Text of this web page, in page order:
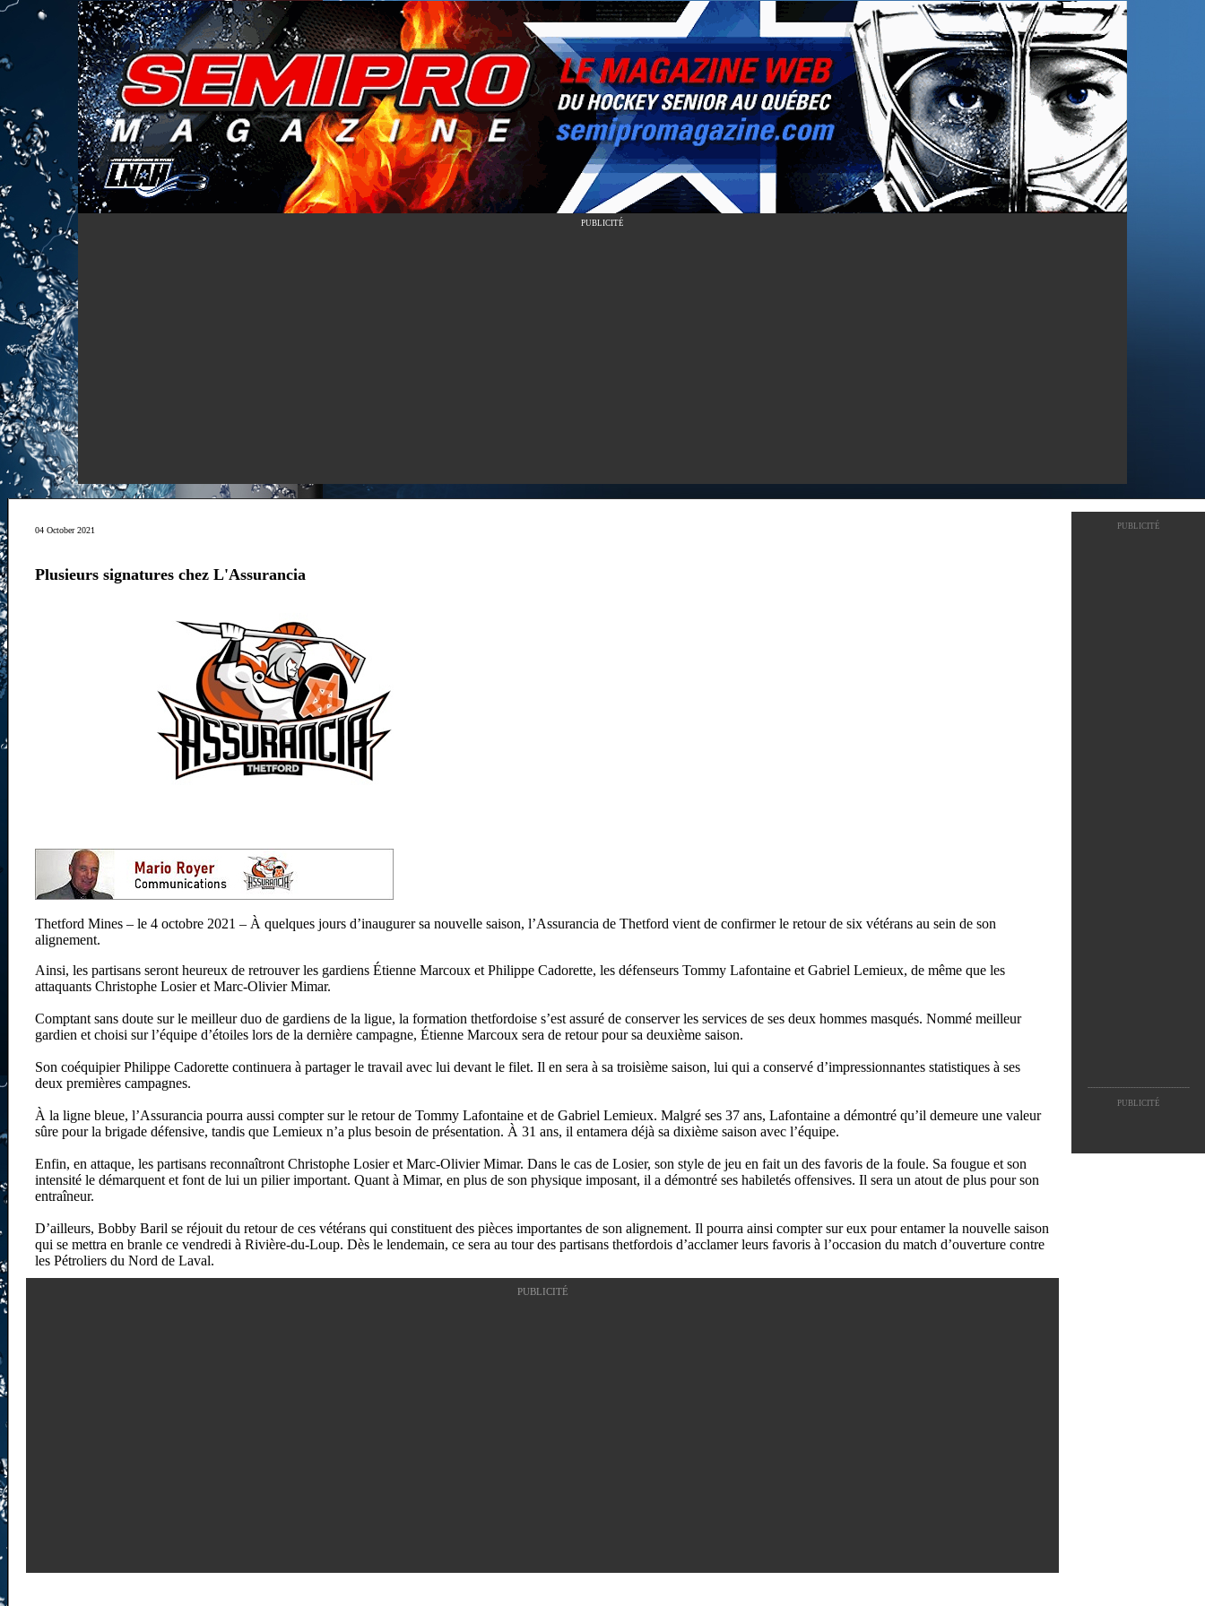
PUBLICITÉ
04 October 2021
Plusieurs signatures chez L'Assurancia
Thetford Mines – le 4 octobre 2021 – À quelques jours d’inaugurer sa nouvelle saison, l’Assurancia de Thetford vient de confirmer le retour de six vétérans au sein de son
alignement.
Ainsi, les partisans seront heureux de retrouver les gardiens Étienne Marcoux et Philippe Cadorette, les défenseurs Tommy Lafontaine et Gabriel Lemieux, de même que les
attaquants Christophe Losier et Marc-Olivier Mimar.
Comptant sans doute sur le meilleur duo de gardiens de la ligue, la formation thetfordoise s’est assuré de conserver les services de ses deux hommes masqués. Nommé meilleur
gardien et choisi sur l’équipe d’étoiles lors de la dernière campagne, Étienne Marcoux sera de retour pour sa deuxième saison.
Son coéquipier Philippe Cadorette continuera à partager le travail avec lui devant le filet. Il en sera à sa troisième saison, lui qui a conservé d’impressionnantes statistiques à ses
deux premières campagnes.
À la ligne bleue, l’Assurancia pourra aussi compter sur le retour de Tommy Lafontaine et de Gabriel Lemieux. Malgré ses 37 ans, Lafontaine a démontré qu’il demeure une valeur
sûre pour la brigade défensive, tandis que Lemieux n’a plus besoin de présentation. À 31 ans, il entamera déjà sa dixième saison avec l’équipe.
Enfin, en attaque, les partisans reconnaîtront Christophe Losier et Marc-Olivier Mimar. Dans le cas de Losier, son style de jeu en fait un des favoris de la foule. Sa fougue et son
intensité le démarquent et font de lui un pilier important. Quant à Mimar, en plus de son physique imposant, il a démontré ses habiletés offensives. Il sera un atout de plus pour son
entraîneur.
D’ailleurs, Bobby Baril se réjouit du retour de ces vétérans qui constituent des pièces importantes de son alignement. Il pourra ainsi compter sur eux pour entamer la nouvelle saison
qui se mettra en branle ce vendredi à Rivière-du-Loup. Dès le lendemain, ce sera au tour des partisans thetfordois d’acclamer leurs favoris à l’occasion du match d’ouverture contre
les Pétroliers du Nord de Laval.
PUBLICITÉ
PUBLICITÉ
--------------------------------------
PUBLICITÉ